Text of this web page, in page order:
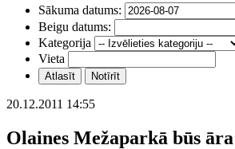
Sākuma datums:
Beigu datums:
Kategorija
Vieta
20.12.2011 14:55
Olaines Mežaparkā būs